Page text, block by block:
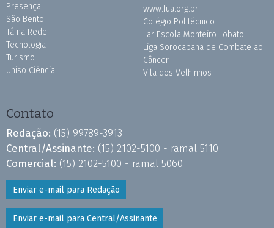
Presença
São Bento
Tá na Rede
Tecnologia
Turismo
Uniso Ciência
www.fua.org.br
Colégio Politécnico
Lar Escola Monteiro Lobato
Liga Sorocabana de Combate ao
Câncer
Vila dos Velhinhos
Contato
Redação: (15) 99789-3913
Central/Assinante: (15) 2102-5100 - ramal 5110
Comercial: (15) 2102-5100 - ramal 5060
Enviar e-mail para Redação
Enviar e-mail para Central/Assinante